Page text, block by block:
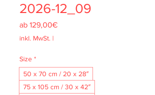
2026-12_09
ab 129,00€Sale-
inkl. MwSt. |
Size *
50 x 70 cm / 20 x 28″
75 x 105 cm / 30 x 42″